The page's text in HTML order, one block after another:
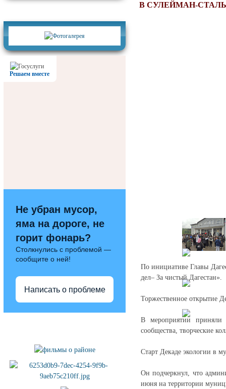
Решаем вместе
Не убран мусор,
яма на дороге, не
горит фонарь?
Столкнулись с проблемой —
сообщите о ней!
Написать о проблеме
В СУЛЕЙМАН-
По инициативе Главы
дел– За чистый Дагестан».
Торжественное открытие
В мероприятии приняли
сообщества, творческие
Старт Декаде экологии в
Он подчеркнул, что
июня на территории